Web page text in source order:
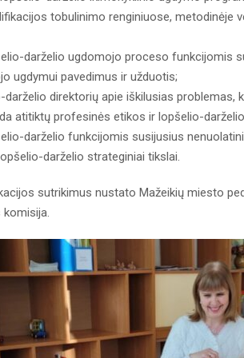
tobulinimo renginiuose, metodinėje
darželio ugdomojo proceso funkcijomis
ugdymui pavedimus ir užduotis;
direktorių apie iškilusias problemas,
atitiktų profesinės etikos ir lopšelio-
darželio funkcijomis susijusius
darželio strateginiai tikslai.
sutrikimus nustato Mažeikių miesto